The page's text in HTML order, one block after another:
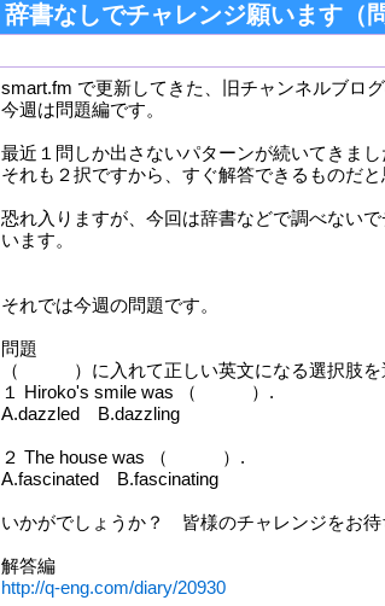
辞書なしでチャレンジ願います（
smart.fm で更新してきた、旧チャンネルブロ
今週は問題編です。
最近１問しか出さないパターンが続いてきまし
それも２択ですから、すぐ解答できるものだと
恐れ入りますが、今回は辞書などで調べない
います。
それでは今週の問題です。
問題
（ ）に入れて正しい英文になる選択肢を
１ Hiroko's smile was （ ）.
A.dazzled B.dazzling
２ The house was （ ）.
A.fascinated B.fascinating
いかがでしょうか？ 皆様のチャレンジをお待
解答編
http://q-eng.com/diary/20930